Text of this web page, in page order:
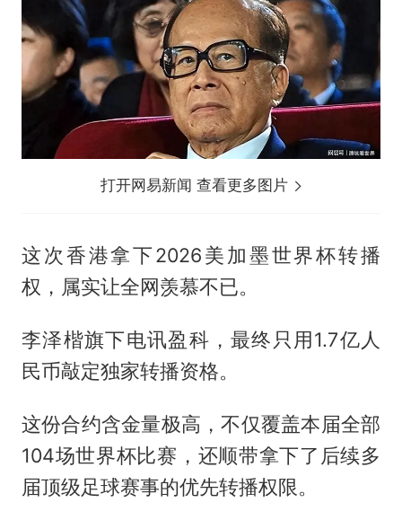
打开网易新闻 查看更多图片
这次香港拿下2026美加墨世界杯转播
权，属实让全网羡慕不已。
李泽楷旗下电讯盈科，最终只用1.7亿人
民币敲定独家转播资格。
这份合约含金量极高，不仅覆盖本届全部
104场世界杯比赛，还顺带拿下了后续多
届顶级足球赛事的优先转播权限。